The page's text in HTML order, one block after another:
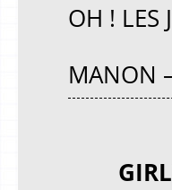
OH ! LES
MANON